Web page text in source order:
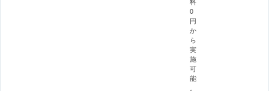
0
円
か
ら
実
施
可
能